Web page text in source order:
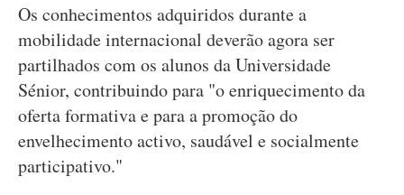
Os conhecimentos adquiridos durante a
mobilidade internacional deverão agora ser
partilhados com os alunos da Universidade
Sénior, contribuindo para "o enriquecimento da
oferta formativa e para a promoção do
envelhecimento activo, saudável e socialmente
participativo."